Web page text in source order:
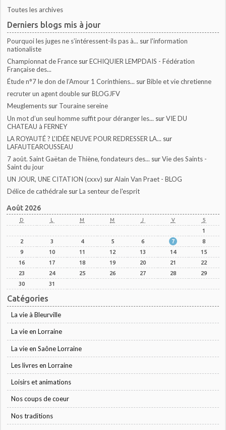
Toutes les archives
Derniers blogs mis à jour
Pourquoi les juges ne s’intéressent-ils pas à... surl'information
nationaliste
Championnat de France surECHIQUIER LEMPDAIS - Fédération
Française des...
Étude n°7 le don de l’Amour 1 Corinthiens... surBible et vie chretienne
recruter un agent double surBLOGJFV
Meuglements sur Touraine sereine
Un mot d’un seul homme suffit pour déranger les... surVIE DU
CHATEAU à FERNEY
LA ROYAUTÉ ? L'IDÉE NEUVE POUR REDRESSER LA... sur
LAFAUTEAROUSSEAU
7 août. Saint Gaëtan de Thiène, fondateurs des... surVie des Saints -
Saint du jour
UN JOUR, UNE CITATION (cxxv) surAlain Van Praet - BLOG
Délice de cathédrale surLa senteur de l'esprit
Août 2026
D L M M J V S
1
2
3 4 5 6 7
8
9
10 11 12 13 14
15
16
17 18 19 20 21
22
23
24 25 26 27 28
29
30
31
Catégories
La vie à Bleurville
La vie en Lorraine
La vie en Saône Lorraine
Les livres en Lorraine
Loisirs et animations
Nos coups de coeur
Nos traditions